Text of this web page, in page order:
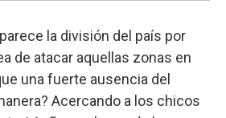
la división del país por
de atacar aquellas zonas en
una fuerte ausencia del
Acercando a los chicos